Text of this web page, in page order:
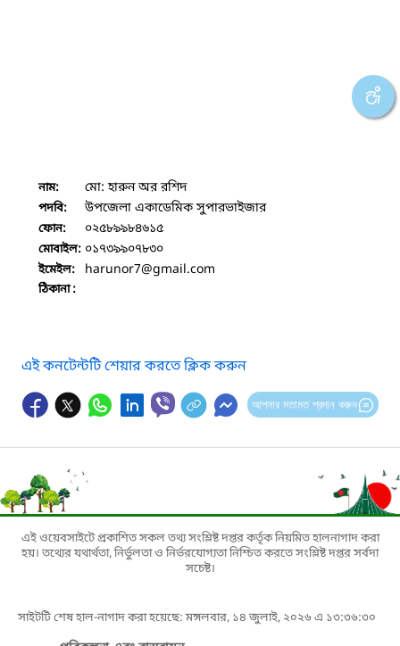
নাম: মো: হারুন অর রশিদ
পদবি: উপজেলা একাডেমিক সুপারভাইজার
ফোন: ০২৫৮৯৯৮৪৬১৫
মোবাইল: ০১৭৩৯৯০৭৮৩০
ইমেইল: harunor7@gmail.com
ঠিকানা :
এই কনটেন্টটি শেয়ার করতে ক্লিক করুন
আপনার মতামত প্রদান করুন
এই ওয়েবসাইটে প্রকাশিত সকল তথ্য সংশ্লিষ্ট দপ্তর কর্তৃক নিয়মিত হালনাগাদ করা
হয়। তথ্যের যথার্থতা, নির্ভুলতা ও নির্ভরযোগ্যতা নিশ্চিত করতে সংশ্লিষ্ট দপ্তর সর্বদা
সচেষ্ট।
সাইটটি শেষ হাল-নাগাদ করা হয়েছে: মঙ্গলবার, ১৪ জুলাই, ২০২৬ এ ১৩:৩৬:৩০